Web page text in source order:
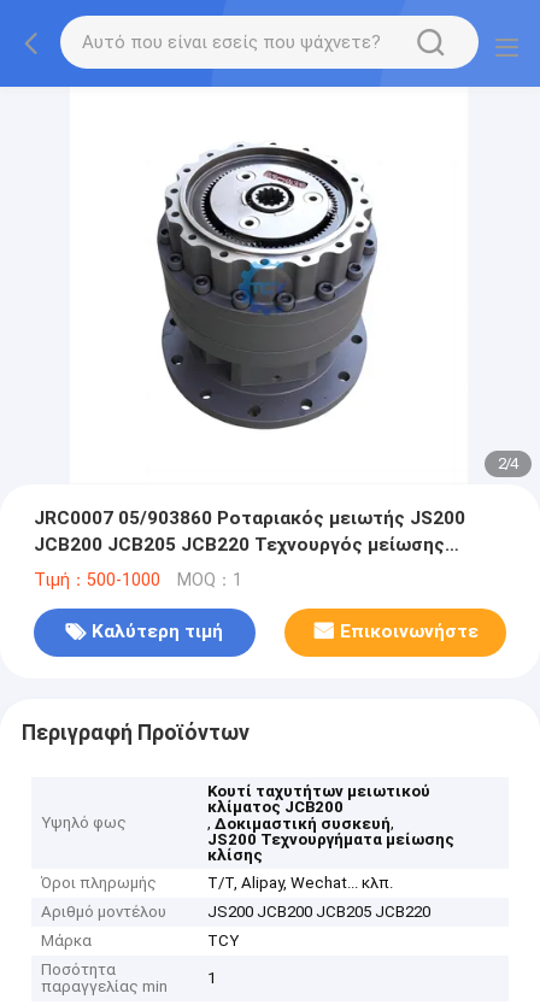
2/4
JRC0007 05/903860 Ροταριακός μειωτής JS200
JCB200 JCB205 JCB220 Τεχνουργός μείωσης
κλίσης
Τιμή：500-1000 MOQ：1
Καλύτερη τιμή Επικοινωνήστε
Περιγραφή Προϊόντων
Υψηλό φως
Κουτί ταχυτήτων μειωτικού
κλίματος JCB200
,Δοκιμαστική συσκευή,
JS200 Τεχνουργήματα μείωσης
κλίσης
Όροι πληρωμής
T/T, Alipay, Wechat... κλπ.
Αριθμό μοντέλου
JS200 JCB200 JCB205 JCB220
Μάρκα
TCY
Ποσότητα
παραγγελίας min
1